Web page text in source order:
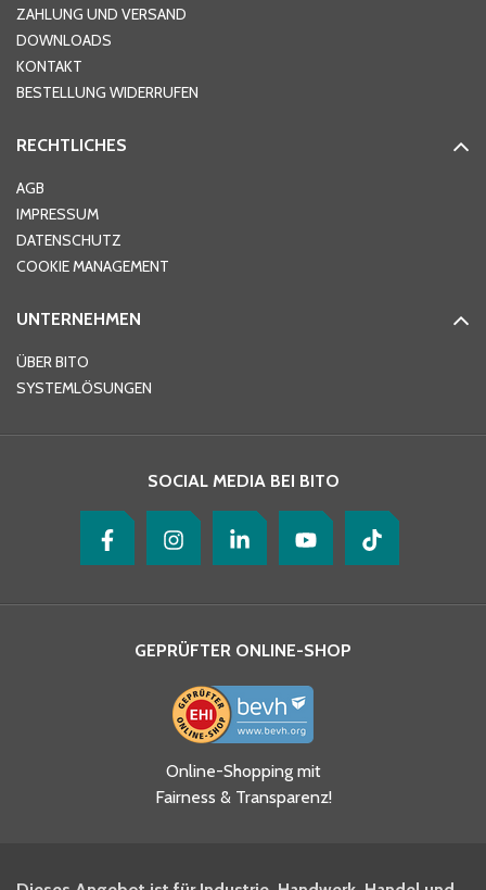
Ort*
Telefon
Ja, ich habe die
Datenschutzhinweise gelesen
und akzeptiere diese.
ZAHLUNG UND VERSAND
DOWNLOADS
KONTAKT
BESTELLUNG WIDERRUFEN
RECHTLICHES
AGB
IMPRESSUM
DATENSCHUTZ
COOKIE MANAGEMENT
UNTERNEHMEN
ÜBER BITO
SYSTEMLÖSUNGEN
SOCIAL MEDIA BEI BITO
GEPRÜFTER ONLINE-SHOP
Online-Shopping mit
Fairness & Transparenz!